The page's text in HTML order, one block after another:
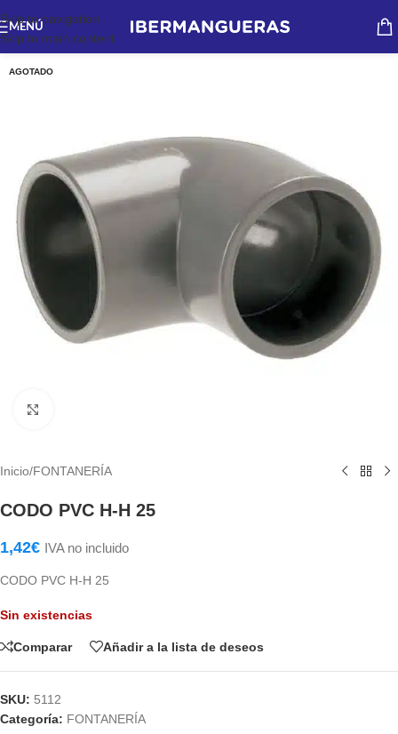
Skip to navigation
Skip to main content
MENÚ
AGOTADO
Inicio/FONTANERÍA
CODO PVC H-H 25
1,42€ IVA no incluido
CODO PVC H-H 25
Sin existencias
Comparar Añadir a la lista de deseos
SKU: 5112
Categoría: FONTANERÍA